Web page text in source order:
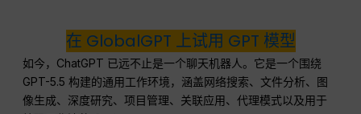
在 GlobalGPT 上试用 GPT 模型
如今，ChatGPT 已远不止是一个聊天机器人。它是一个围绕
GPT-5.5 构建的通用工作环境，涵盖网络搜索、文件分析、图
像生成、深度研究、项目管理、关联应用、代理模式以及用于